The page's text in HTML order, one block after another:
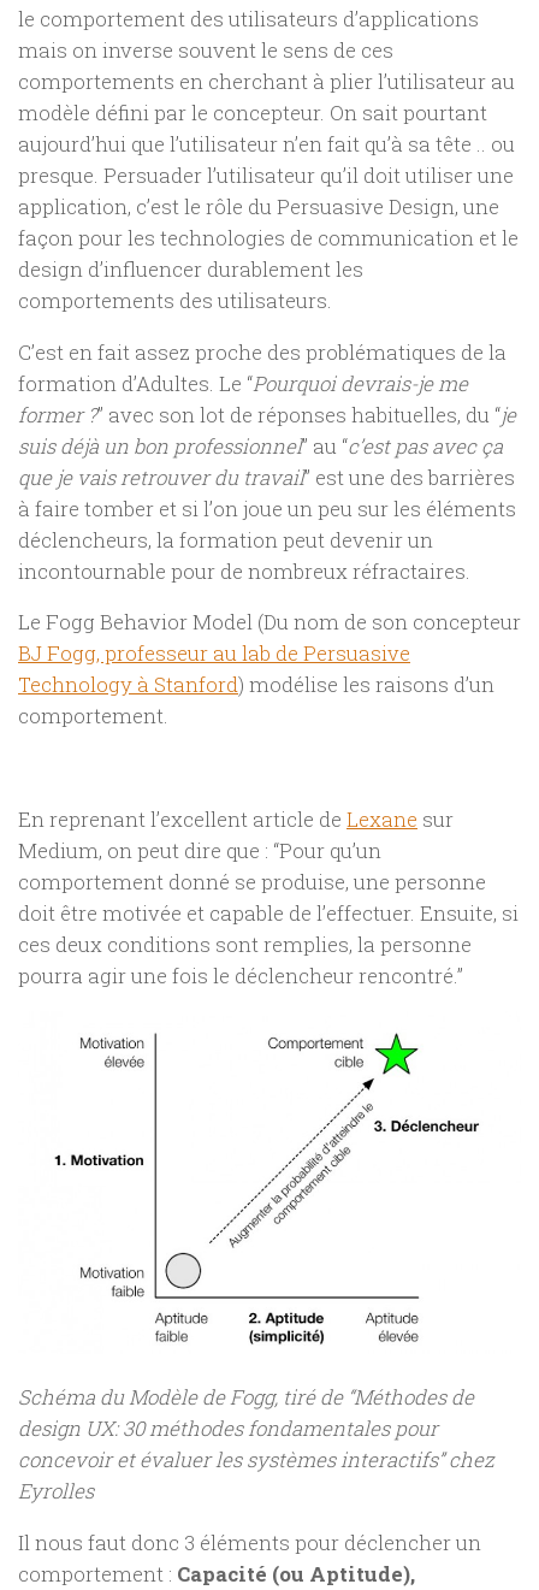
le comportement des utilisateurs d’applications
mais on inverse souvent le sens de ces
comportements en cherchant à plier l’utilisateur au
modèle défini par le concepteur. On sait pourtant
aujourd’hui que l’utilisateur n’en fait qu’à sa tête .. ou
presque. Persuader l’utilisateur qu’il doit utiliser une
application, c’est le rôle du Persuasive Design, une
façon pour les technologies de communication et le
design d’influencer durablement les
comportements des utilisateurs.
C’est en fait assez proche des problématiques de la
formation d’Adultes. Le “Pourquoi devrais-je me
former ?” avec son lot de réponses habituelles, du “je
suis déjà un bon professionnel” au “c’est pas avec ça
que je vais retrouver du travail” est une des barrières
à faire tomber et si l’on joue un peu sur les éléments
déclencheurs, la formation peut devenir un
incontournable pour de nombreux réfractaires.
Le Fogg Behavior Model (Du nom de son concepteur
BJ Fogg, professeur au lab de Persuasive
Technology à Stanford) modélise les raisons d’un
comportement.
En reprenant l’excellent article de Lexane sur
Medium, on peut dire que : “Pour qu’un
comportement donné se produise, une personne
doit être motivée et capable de l’effectuer. Ensuite, si
ces deux conditions sont remplies, la personne
pourra agir une fois le déclencheur rencontré.”
Schéma du Modèle de Fogg, tiré de “Méthodes de
design UX: 30 méthodes fondamentales pour
concevoir et évaluer les systèmes interactifs” chez
Eyrolles
Il nous faut donc 3 éléments pour déclencher un
comportement : Capacité (ou Aptitude),